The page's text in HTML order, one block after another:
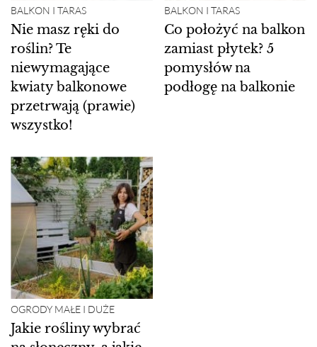
BALKON I TARAS
Nie masz ręki do
roślin? Te
niewymagające
kwiaty balkonowe
przetrwają (prawie)
wszystko!
BALKON I TARAS
Co położyć na balkon
zamiast płytek? 5
pomysłów na
podłogę na balkonie
OGRODY MAŁE I DUŻE
Jakie rośliny wybrać